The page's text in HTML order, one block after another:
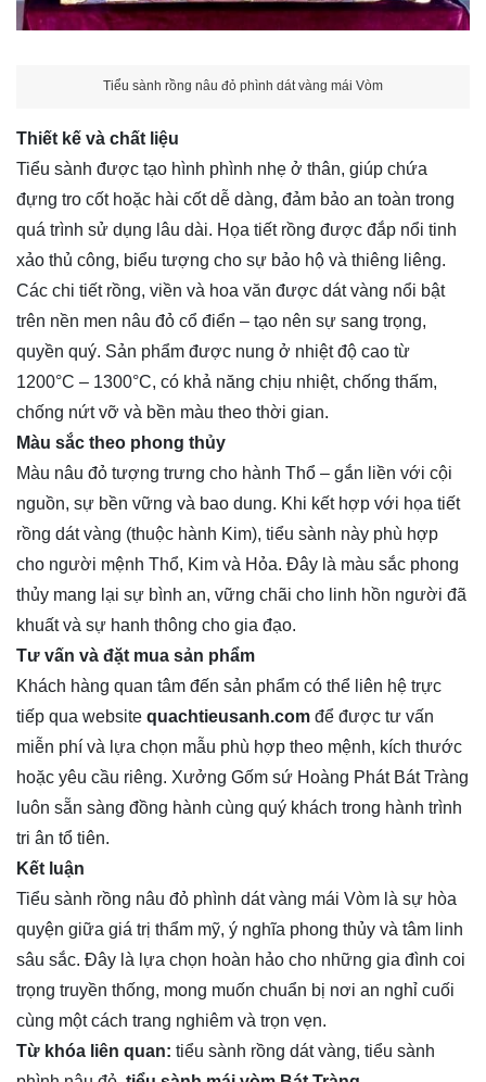
Tiểu sành rồng nâu đỏ phình dát vàng mái Vòm
Thiết kế và chất liệu
Tiểu sành được tạo hình phình nhẹ ở thân, giúp chứa
đựng tro cốt hoặc hài cốt dễ dàng, đảm bảo an toàn trong
quá trình sử dụng lâu dài. Họa tiết rồng được đắp nổi tinh
xảo thủ công, biểu tượng cho sự bảo hộ và thiêng liêng.
Các chi tiết rồng, viền và hoa văn được dát vàng nổi bật
trên nền men nâu đỏ cổ điển – tạo nên sự sang trọng,
quyền quý. Sản phẩm được nung ở nhiệt độ cao từ
1200°C – 1300°C, có khả năng chịu nhiệt, chống thấm,
chống nứt vỡ và bền màu theo thời gian.
Màu sắc theo phong thủy
Màu nâu đỏ tượng trưng cho hành Thổ – gắn liền với cội
nguồn, sự bền vững và bao dung. Khi kết hợp với họa tiết
rồng dát vàng (thuộc hành Kim), tiểu sành này phù hợp
cho người mệnh Thổ, Kim và Hỏa. Đây là màu sắc phong
thủy mang lại sự bình an, vững chãi cho linh hồn người đã
khuất và sự hanh thông cho gia đạo.
Tư vấn và đặt mua sản phẩm
Khách hàng quan tâm đến sản phẩm có thể liên hệ trực
tiếp qua website quachtieusanh.com để được tư vấn
miễn phí và lựa chọn mẫu phù hợp theo mệnh, kích thước
hoặc yêu cầu riêng. Xưởng Gốm sứ Hoàng Phát Bát Tràng
luôn sẵn sàng đồng hành cùng quý khách trong hành trình
tri ân tổ tiên.
Kết luận
Tiểu sành rồng nâu đỏ phình dát vàng mái Vòm là sự hòa
quyện giữa giá trị thẩm mỹ, ý nghĩa phong thủy và tâm linh
sâu sắc. Đây là lựa chọn hoàn hảo cho những gia đình coi
trọng truyền thống, mong muốn chuẩn bị nơi an nghỉ cuối
cùng một cách trang nghiêm và trọn vẹn.
Từ khóa liên quan: tiểu sành rồng dát vàng, tiểu sành